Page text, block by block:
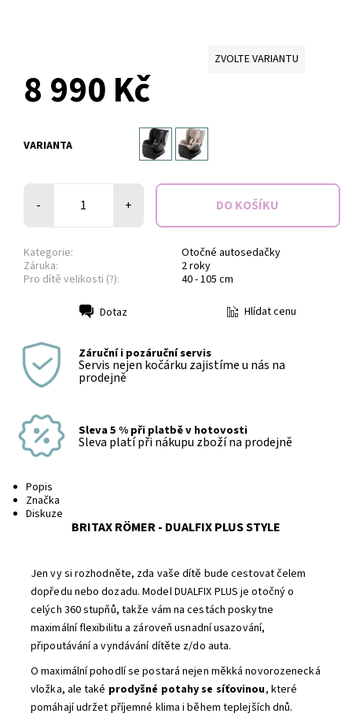
ZVOLTE VARIANTU
8 990 Kč
VARIANTA
- +
Kategorie:
Otočné autosedačky
Záruka:
2 roky
Pro dítě velikosti (?):
40 - 105 cm
Dotaz Hlídat cenu
Záruční i pozáruční servis
Servis nejen kočárku zajistíme u nás na
prodejně
Sleva 5 % při platbě v hotovosti
Sleva platí při nákupu zboží na prodejně
Popis
Značka
Diskuze
BRITAX RÖMER - DUALFIX PLUS STYLE
Jen vy si rozhodněte, zda vaše dítě bude cestovat čelem
dopředu nebo dozadu. Model DUALFIX PLUS je otočný o
celých 360 stupňů, takže vám na cestách poskytne
maximální flexibilitu a zároveň usnadní usazování,
připoutávání a vyndávání dítěte z/do auta.
O maximální pohodlí se postará nejen měkká novorozenecká
vložka, ale také prodyšné potahy se síťovinou, které
pomáhají udržet příjemné klima i během teplejších dnů.